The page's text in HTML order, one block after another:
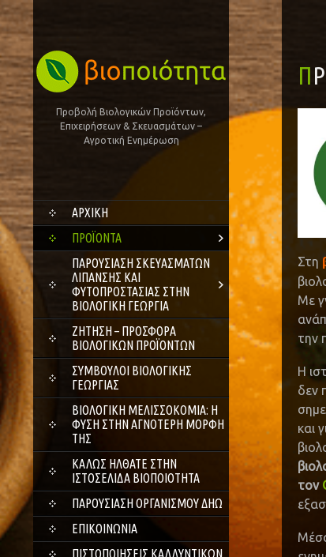
Προβολή Βιολογικών Προϊόντων,
Επιχειρήσεων & Σκευασμάτων –
Αγροτική Ενημέρωση
SKIP
CONTENT
ΑΡΧΙΚΗ
ΠΡΟΪΌΝΤΑ
ΠΑΡΟΥΣΊΑΣΗ ΣΚΕΥΑΣΜΆΤΩΝ
ΛΊΠΑΝΣΗΣ ΚΑΙ
ΦΥΤΟΠΡΟΣΤΑΣΊΑΣ ΣΤΗΝ
ΒΙΟΛΟΓΙΚΉ ΓΕΩΡΓΊΑ
ΖΗΤΗΣΗ – ΠΡΟΣΦΟΡΑ
ΒΙΟΛΟΓΙΚΩΝ ΠΡΟΪΟΝΤΩΝ
ΣΎΜΒΟΥΛΟΙ ΒΙΟΛΟΓΙΚΉΣ
ΓΕΩΡΓΊΑΣ
ΒΙΟΛΟΓΙΚΉ ΜΕΛΙΣΣΟΚΟΜΊΑ: Η
ΦΎΣΗ ΣΤΗΝ ΑΓΝΌΤΕΡΗ ΜΟΡΦΉ
ΤΗΣ
ΚΑΛΏΣ ΉΛΘΑΤΕ ΣΤΗΝ
ΙΣΤΟΣΕΛΊΔΑ ΒΙΟΠΟΙΌΤΗΤΑ
ΠΑΡΟΥΣΊΑΣΗ ΟΡΓΑΝΙΣΜΟΎ ΔΗΩ
ΕΠΙΚΟΙΝΩΝΊΑ
ΠΙΣΤΟΠΟΙΉΣΕΙΣ ΚΑΛΛΥΝΤΙΚΏΝ
Στη
Με
την
Η
δεν
και
τον